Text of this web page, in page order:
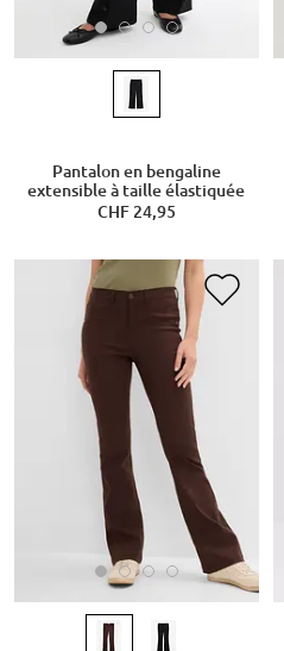
Pantalon en bengaline
extensible à taille élastiquée
CHF 24,95